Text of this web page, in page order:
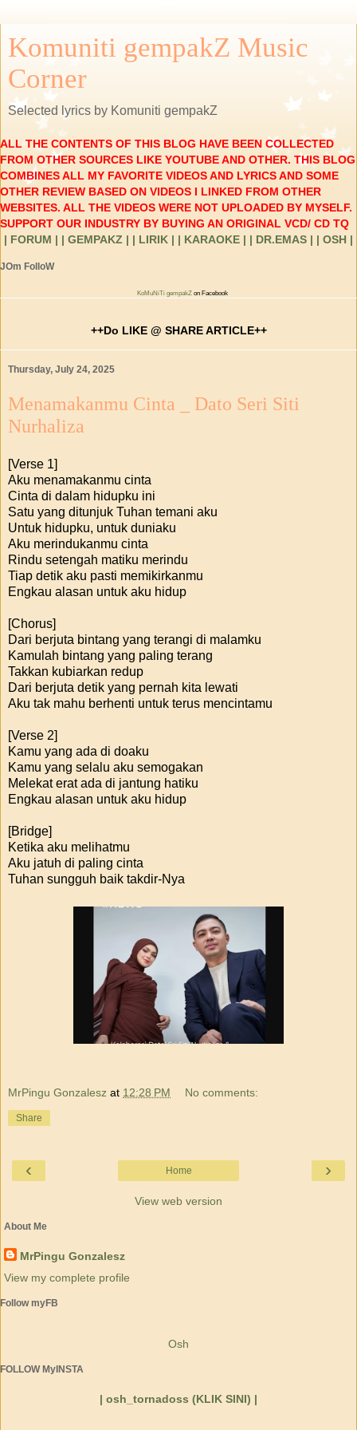
Komuniti gempakZ Music
Corner
Selected lyrics by Komuniti gempakZ
ALL THE CONTENTS OF THIS BLOG HAVE BEEN COLLECTED
FROM OTHER SOURCES LIKE YOUTUBE AND OTHER. THIS BLOG
COMBINES ALL MY FAVORITE VIDEOS AND LYRICS AND SOME
OTHER REVIEW BASED ON VIDEOS I LINKED FROM OTHER
WEBSITES. ALL THE VIDEOS WERE NOT UPLOADED BY MYSELF.
SUPPORT OUR INDUSTRY BY BUYING AN ORIGINAL VCD/ CD TQ
| FORUM | | GEMPAKZ | | LIRIK | | KARAOKE | | DR.EMAS | | OSH |
JOm FolloW
KoMuNiTi gempakZ on Facebook
++Do LIKE @ SHARE ARTICLE++
Thursday, July 24, 2025
Menamakanmu Cinta _ Dato Seri Siti
Nurhaliza
[Verse 1]
Aku menamakanmu cinta
Cinta di dalam hidupku ini
Satu yang ditunjuk Tuhan temani aku
Untuk hidupku, untuk duniaku
Aku merindukanmu cinta
Rindu setengah matiku merindu
Tiap detik aku pasti memikirkanmu
Engkau alasan untuk aku hidup
[Chorus]
Dari berjuta bintang yang terangi di malamku
Kamulah bintang yang paling terang
Takkan kubiarkan redup
Dari berjuta detik yang pernah kita lewati
Aku tak mahu berhenti untuk terus mencintamu
[Verse 2]
Kamu yang ada di doaku
Kamu yang selalu aku semogakan
Melekat erat ada di jantung hatiku
Engkau alasan untuk aku hidup
[Bridge]
Ketika aku melihatmu
Aku jatuh di paling cinta
Tuhan sungguh baik takdir-Nya
MrPingu Gonzalesz at 12:28 PM No comments:
Share
‹ ›
Home
View web version
About Me
MrPingu Gonzalesz
View my complete profile
Follow myFB
Osh
FOLLOW MyINSTA
| osh_tornadoss (KLIK SINI) |